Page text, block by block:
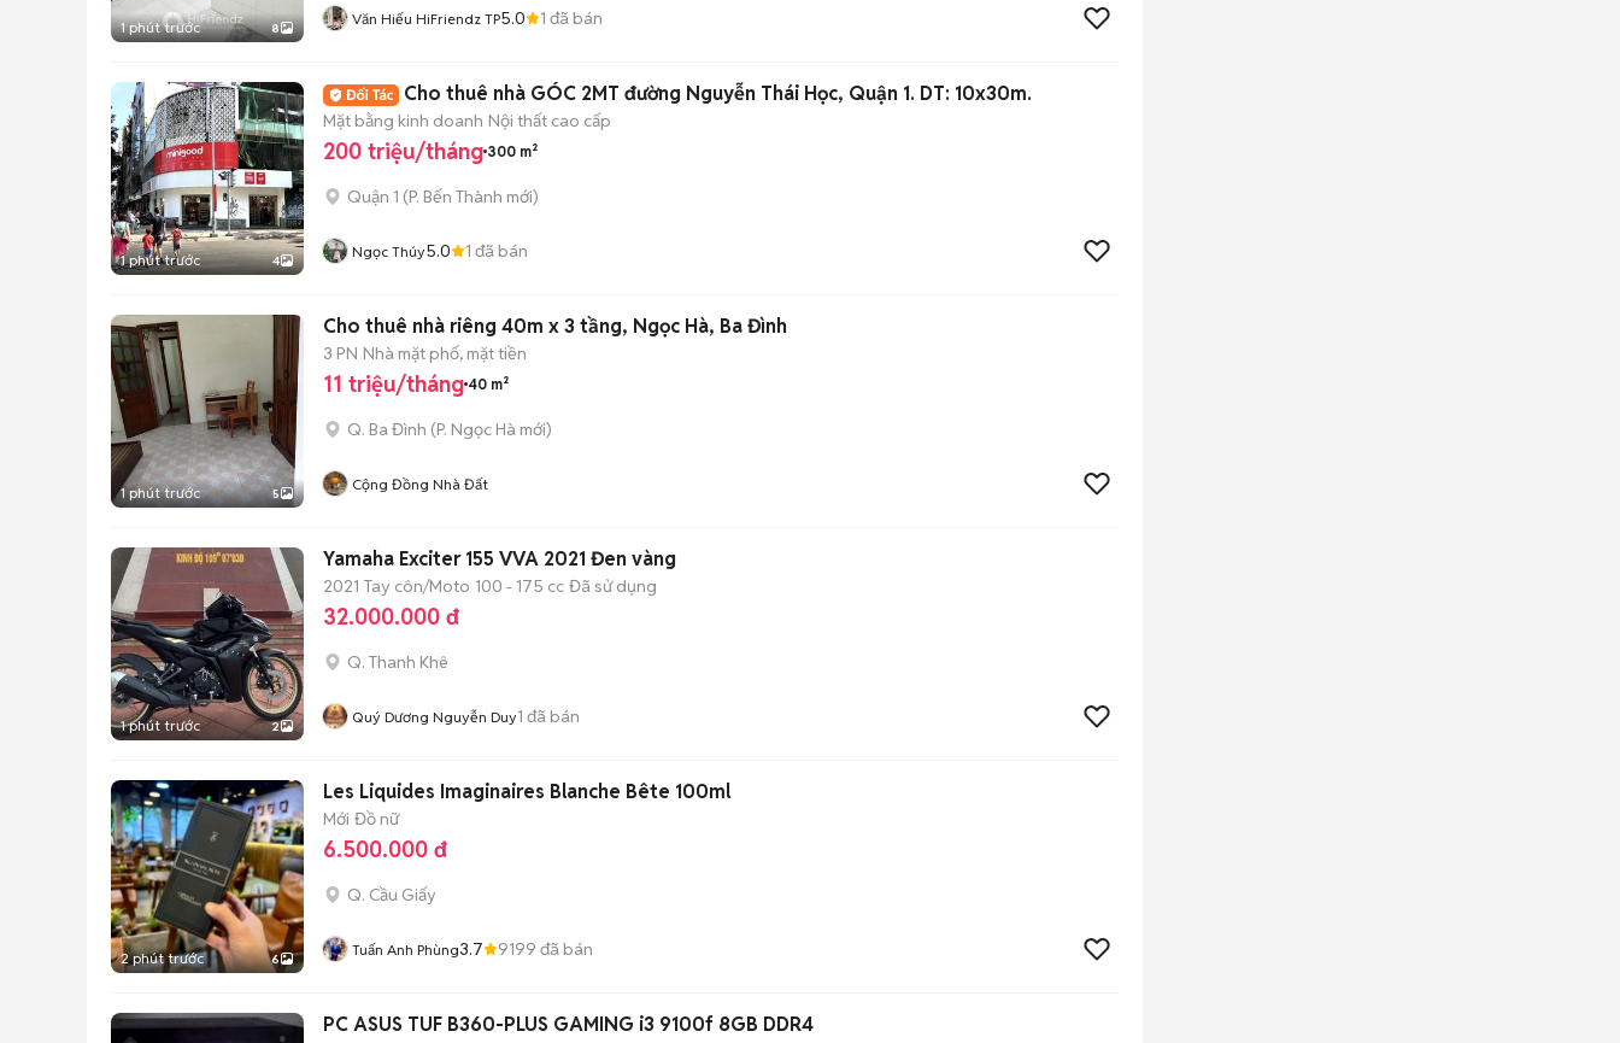
1 phút trước 8 Văn Hiếu HiFriendz TP5.0 1 đã bán
1 phút trước 4
Cho thuê nhà GÓC 2MT đường Nguyễn Thái Học, Quận 1. DT: 10x30m.
Mặt bằng kinh doanh Nội thất cao cấp
200 triệu/tháng 300 m²
Quận 1 (P. Bến Thành mới)
Ngọc Thúy5.0 1 đã bán
1 phút trước 5
Cho thuê nhà riêng 40m x 3 tầng, Ngọc Hà, Ba Đình
3 PN Nhà mặt phố, mặt tiền
11 triệu/tháng 40 m²
Q. Ba Đình (P. Ngọc Hà mới)
Cộng Đồng Nhà Đất
1 phút trước 2
Yamaha Exciter 155 VVA 2021 Đen vàng
2021 Tay côn/Moto 100 - 175 cc Đã sử dụng
32.000.000 đ
Q. Thanh Khê
Quý Dương Nguyễn Duy1 đã bán
2 phút trước 6
Les Liquides Imaginaires Blanche Bête 100ml
Mới Đồ nữ
6.500.000 đ
Q. Cầu Giấy
Tuấn Anh Phùng3.7 9199 đã bán
PC ASUS TUF B360-PLUS GAMING i3 9100f 8GB DDR4